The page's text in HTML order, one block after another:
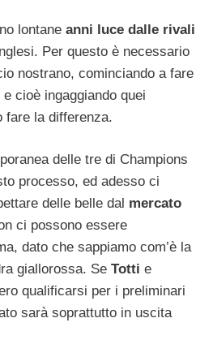
lontane anni luce dalle rivali
Per questo è necessario
nostrano, cominciando a fare
cioè ingaggiando quei
fare la differenza.
delle tre di Champions
processo, ed adesso ci
delle belle dal mercato
ci possono essere
dato che sappiamo com’è la
giallorossa. Se Totti e
qualificarsi per i preliminari
sarà soprattutto in uscita